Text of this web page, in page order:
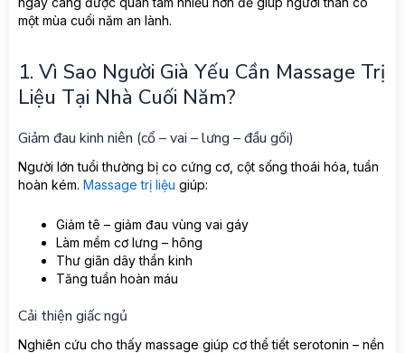
một mùa cuối năm an lành.
1. Vì Sao Người Già Yếu Cần Massage Trị
Liệu Tại Nhà Cuối Năm?
Giảm đau kinh niên (cổ – vai – lưng – đầu gối)
Người lớn tuổi thường bị co cứng cơ, cột sống thoái hóa, tuần
hoàn kém. Massage trị liệu giúp:
Giảm tê – giảm đau vùng vai gáy
Làm mềm cơ lưng – hông
Thư giãn dây thần kinh
Tăng tuần hoàn máu
Cải thiện giấc ngủ
Nghiên cứu cho thấy massage giúp cơ thể tiết serotonin – nền